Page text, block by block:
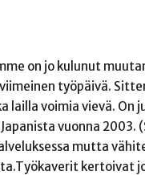
on jo kulunut
työpäivä.
lailla voimia vievä.
vuonna 2003.
mutta
kertoivat